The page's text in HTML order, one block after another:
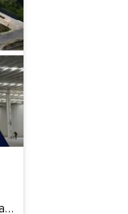
Carretera Ex Hacienda El Castillo 88, Hacienda Vieja del Castillo, El Salto